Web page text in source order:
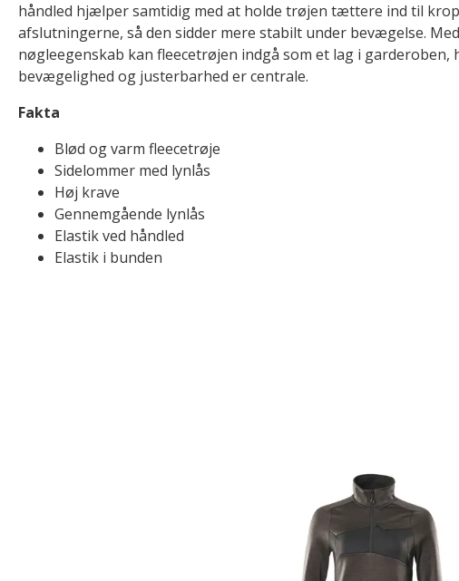
håndled hjælper samtidig med at holde trøjen tættere ind til
afslutningerne, så den sidder mere stabilt under bevægelse.
nøgleegenskab kan fleecetrøjen indgå som et lag i garderoben,
bevægelighed og justerbarhed er centrale.
Fakta
Blød og varm fleecetrøje
Sidelommer med lynlås
Høj krave
Gennemgående lynlås
Elastik ved håndled
Elastik i bunden